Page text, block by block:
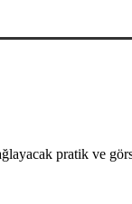
pratik ve